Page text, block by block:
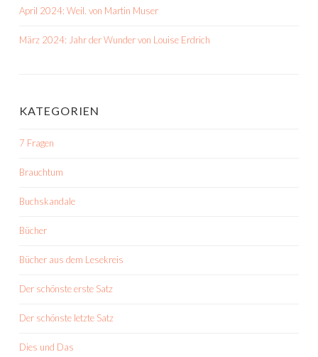
April 2024: Weil. von Martin Muser
März 2024: Jahr der Wunder von Louise Erdrich
KATEGORIEN
7 Fragen
Brauchtum
Buchskandale
Bücher
Bücher aus dem Lesekreis
Der schönste erste Satz
Der schönste letzte Satz
Dies und Das